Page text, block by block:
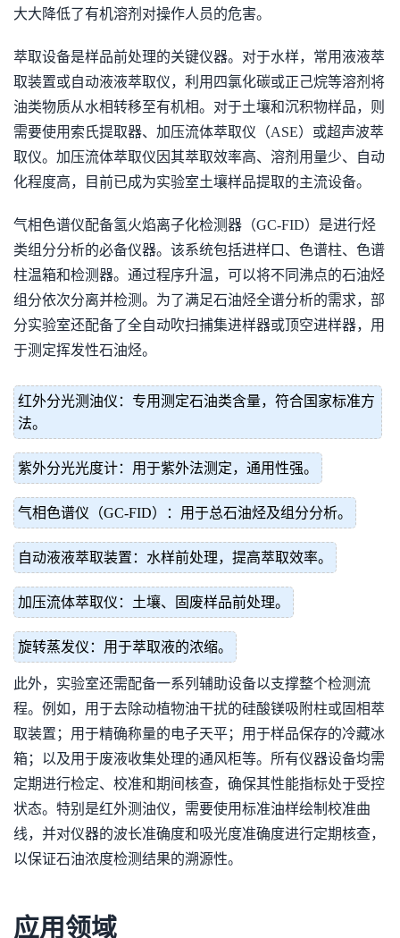
大大降低了有机溶剂对操作人员的危害。
萃取设备是样品前处理的关键仪器。对于水样，常用液液萃
取装置或自动液液萃取仪，利用四氯化碳或正己烷等溶剂将
油类物质从水相转移至有机相。对于土壤和沉积物样品，则
需要使用索氏提取器、加压流体萃取仪（ASE）或超声波萃
取仪。加压流体萃取仪因其萃取效率高、溶剂用量少、自动
化程度高，目前已成为实验室土壤样品提取的主流设备。
气相色谱仪配备氢火焰离子化检测器（GC-FID）是进行烃
类组分分析的必备仪器。该系统包括进样口、色谱柱、色谱
柱温箱和检测器。通过程序升温，可以将不同沸点的石油烃
组分依次分离并检测。为了满足石油烃全谱分析的需求，部
分实验室还配备了全自动吹扫捕集进样器或顶空进样器，用
于测定挥发性石油烃。
红外分光测油仪：专用测定石油类含量，符合国家标准方
法。
紫外分光光度计：用于紫外法测定，通用性强。
气相色谱仪（GC-FID）：用于总石油烃及组分分析。
自动液液萃取装置：水样前处理，提高萃取效率。
加压流体萃取仪：土壤、固废样品前处理。
旋转蒸发仪：用于萃取液的浓缩。
此外，实验室还需配备一系列辅助设备以支撑整个检测流
程。例如，用于去除动植物油干扰的硅酸镁吸附柱或固相萃
取装置；用于精确称量的电子天平；用于样品保存的冷藏冰
箱；以及用于废液收集处理的通风柜等。所有仪器设备均需
定期进行检定、校准和期间核查，确保其性能指标处于受控
状态。特别是红外测油仪，需要使用标准油样绘制校准曲
线，并对仪器的波长准确度和吸光度准确度进行定期核查，
以保证石油浓度检测结果的溯源性。
应用领域